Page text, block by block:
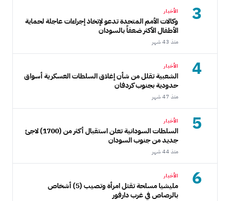
3 الأخبار
وكالات الأمم المتحدة تدعو لإتخاذ إجراءات عاجلة لحماية
الأطفال الأكثر ضعفاً بالسودان
منذ 43 شهر
4 الأخبار
الشعبية تقلل من شأن إغلاق السلطات العسكرية أسواق
حدودية بجنوب كردفان
منذ 47 شهر
5 الأخبار
السلطات السودانية تعلن استقبال أكثر من (1700) لاجئ
جديد من جنوب السودان
منذ 44 شهر
6 الأخبار
مليشيا مسلحة تقتل امرأة وتصيب (5) أشخاص
بالرصاص في غرب دارفور